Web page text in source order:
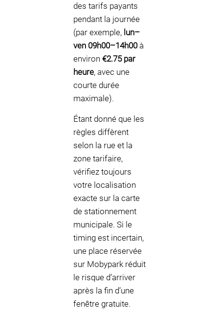
des tarifs payants
pendant la journée
(par exemple, lun–
ven 09h00–14h00à
environ €2.75 par
heure, avec une
courte durée
maximale).
Étant donné que les
règles diffèrent
selon la rue et la
zone tarifaire,
vérifiez toujours
votre localisation
exacte sur la carte
de stationnement
municipale. Si le
timing est incertain,
une place réservée
sur Mobypark réduit
le risque d’arriver
après la fin d’une
fenêtre gratuite.